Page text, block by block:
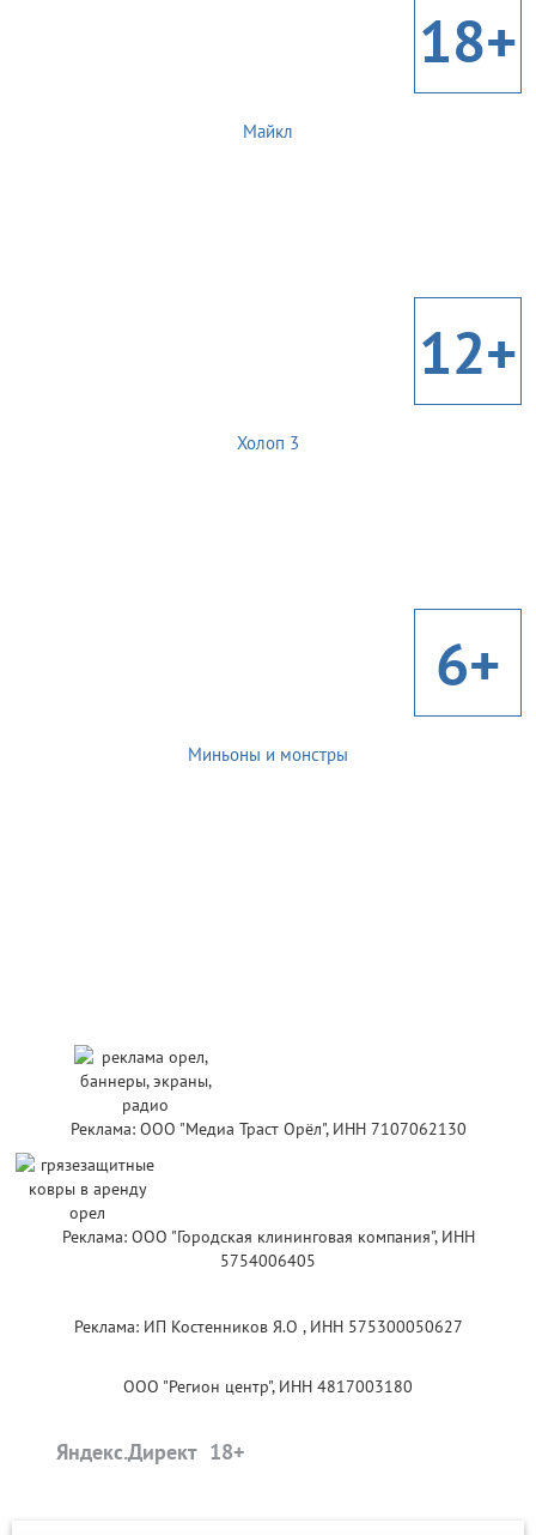
18+
Майкл
12+
Холоп 3
6+
Миньоны и монстры
Реклама: ООО "Медиа Траст Орёл", ИНН 7107062130
Реклама: ООО "Городская клининговая компания", ИНН
5754006405
Реклама: ИП Костенников Я.О , ИНН 575300050627
ООО "Регион центр", ИНН 4817003180
Яндекс.Директ